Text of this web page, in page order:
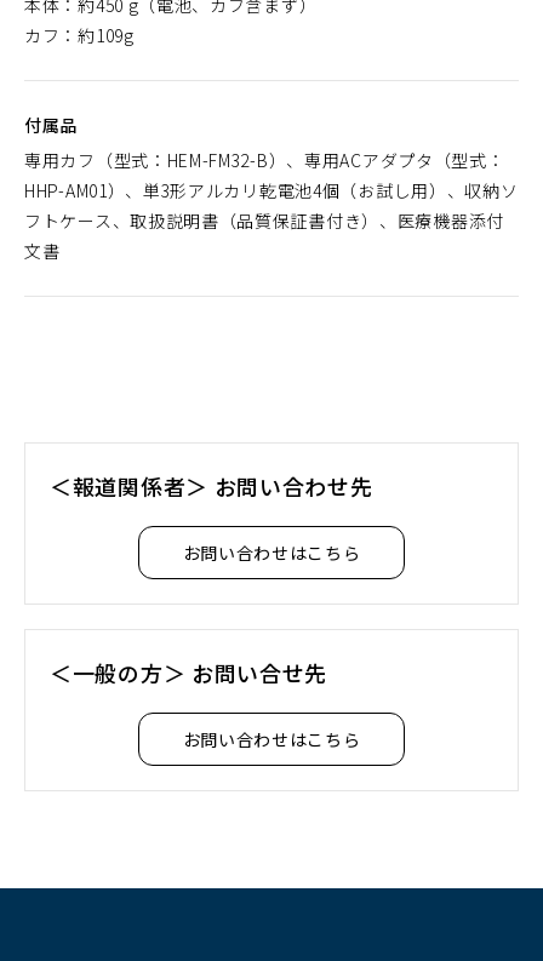
カフ：約109g
付属品
専用カフ（型式：HEM-FM32-B）、専用ACアダプタ（型式：
HHP-AM01）、単3形アルカリ乾電池4個（お試し用）、収納ソ
フトケース、取扱説明書（品質保証書付き）、医療機器添付
文書
＜報道関係者＞ お問い合わせ先
お問い合わせはこちら
＜一般の方＞ お問い合せ先
お問い合わせはこちら